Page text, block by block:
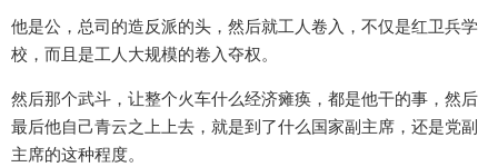
他是公，总司的造反派的头，然后就工人卷入，不仅是红卫兵学
校，而且是工人大规模的卷入夺权。
然后那个武斗，让整个火车什么经济瘫痪，都是他干的事，然后
最后他自己青云之上上去，就是到了什么国家副主席，还是党副
主席的这种程度。